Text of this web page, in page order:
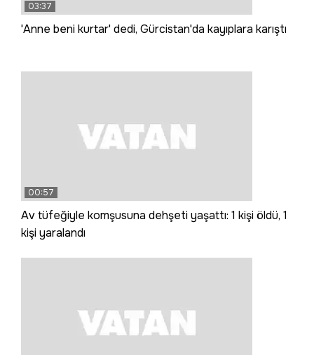
03:37
'Anne beni kurtar' dedi, Gürcistan'da kayıplara karıştı
00:57
Av tüfeğiyle komşusuna dehşeti yaşattı: 1 kişi öldü, 1
kişi yaralandı